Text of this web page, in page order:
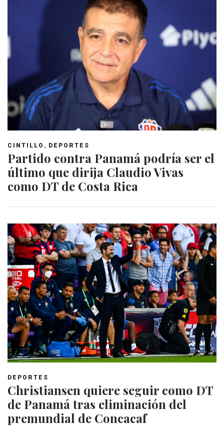
CINTILLO , DEPORTES
Partido contra Panamá podría ser el
último que dirija Claudio Vivas
como DT de Costa Rica
DEPORTES
Christiansen quiere seguir como DT
de Panamá tras eliminación del
premundial de Concacaf